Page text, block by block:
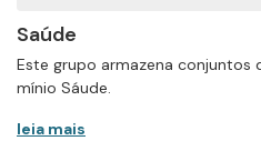
Saúde
Este grupo armazena conjuntos
mínio Sáude.
leia mais